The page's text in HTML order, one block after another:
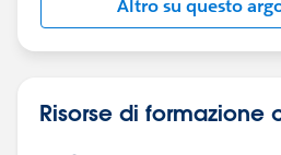
Altro su questo
Risorse di formazione